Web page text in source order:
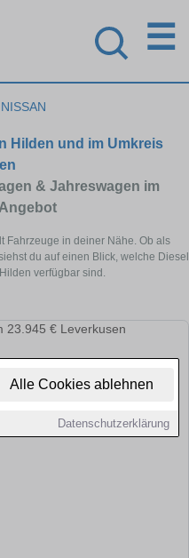
Alle Cookies ablehnen
Datenschutzerklärung
☰
NISSAN
Hilden und im Umkreis
& Jahreswagen im
Fahrzeuge in deiner Nähe. Ob als
du auf einen Blick, welche Diesel
verfügbar sind.